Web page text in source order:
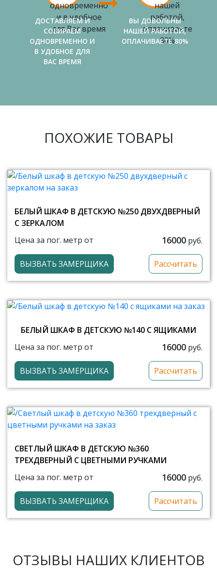
ДОСТАВЛЯЕМ И
СОБИРАЕМ
ОДНОВРЕМЕННО И
В УДОБНОЕ ДЛЯ
ВАС ВРЕМЯ
ВЫ ДОВОЛЬНЫ
НАШЕЙ РАБОТОЙ,
ОПЛАЧИВАЕТЕ 80%
ПОХОЖИЕ ТОВАРЫ
БЕЛЫЙ ШКАФ В ДЕТСКУЮ №250 ДВУХДВЕРНЫЙ
С ЗЕРКАЛОМ
Цена за пог. метр от
16000 руб.
ВЫЗВАТЬ ЗАМЕРЩИКА Рассчитать
БЕЛЫЙ ШКАФ В ДЕТСКУЮ №140 С ЯЩИКАМИ
Цена за пог. метр от
16000 руб.
ВЫЗВАТЬ ЗАМЕРЩИКА Рассчитать
СВЕТЛЫЙ ШКАФ В ДЕТСКУЮ №360
ТРЕХДВЕРНЫЙ С ЦВЕТНЫМИ РУЧКАМИ
Цена за пог. метр от
16000 руб.
ВЫЗВАТЬ ЗАМЕРЩИКА Рассчитать
ОТЗЫВЫ НАШИХ КЛИЕНТОВ